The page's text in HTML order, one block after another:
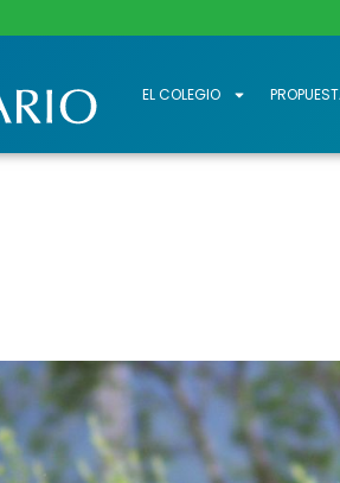
EL COLEGIO